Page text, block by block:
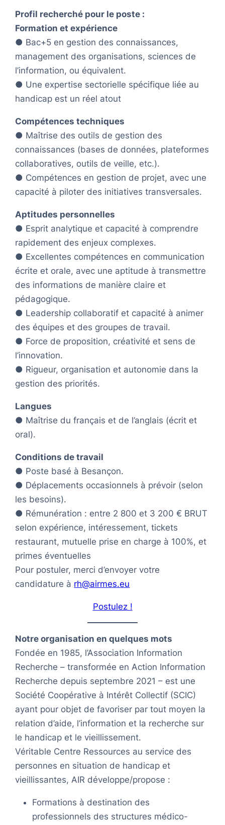
Profil recherché pour le poste :
Formation et expérience
● Bac+5 en gestion des connaissances,
management des organisations, sciences de
l’information, ou équivalent.
● Une expertise sectorielle spécifique liée au
handicap est un réel atout
Compétences techniques
● Maîtrise des outils de gestion des
connaissances (bases de données, plateformes
collaboratives, outils de veille, etc.).
● Compétences en gestion de projet, avec une
capacité à piloter des initiatives transversales.
Aptitudes personnelles
● Esprit analytique et capacité à comprendre
rapidement des enjeux complexes.
● Excellentes compétences en communication
écrite et orale, avec une aptitude à transmettre
des informations de manière claire et
pédagogique.
● Leadership collaboratif et capacité à animer
des équipes et des groupes de travail.
● Force de proposition, créativité et sens de
l’innovation.
● Rigueur, organisation et autonomie dans la
gestion des priorités.
Langues
● Maîtrise du français et de l’anglais (écrit et
oral).
Conditions de travail
● Poste basé à Besançon.
● Déplacements occasionnels à prévoir (selon
les besoins).
● Rémunération : entre 2 800 et 3 200 € BRUT
selon expérience, intéressement, tickets
restaurant, mutuelle prise en charge à 100%, et
primes éventuelles
Pour postuler, merci d’envoyer votre
candidature à rh@airmes.eu
Postulez !
Notre organisation en quelques mots
Fondée en 1985, l’Association Information
Recherche – transformée en Action Information
Recherche depuis septembre 2021 – est une
Société Coopérative à Intérêt Collectif (SCIC)
ayant pour objet de favoriser par tout moyen la
relation d’aide, l’information et la recherche sur
le handicap et le vieillissement.
Véritable Centre Ressources au service des
personnes en situation de handicap et
vieillissantes, AIR développe/propose :
Formations à destination des
professionnels des structures médico-